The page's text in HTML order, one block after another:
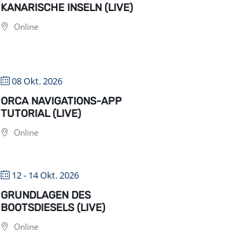
KANARISCHE INSELN (LIVE)
Online
08 Okt. 2026
ORCA NAVIGATIONS-APP
TUTORIAL (LIVE)
Online
12 - 14 Okt. 2026
GRUNDLAGEN DES
BOOTSDIESELS (LIVE)
Online